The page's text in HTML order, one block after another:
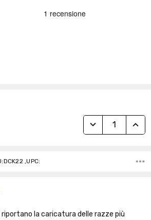
RIDUCI
,UPC:
la caricatura delle razze più